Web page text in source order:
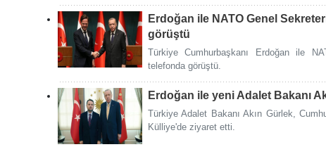
Erdoğan ile NATO Genel
görüştü
Türkiye Cumhurbaşkanı Erdoğan ile
telefonda görüştü.
Erdoğan ile yeni Adalet Bakanı
Türkiye Adalet Bakanı Akın Gürlek,
Külliye'de ziyaret etti.